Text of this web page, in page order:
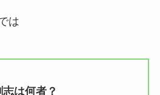
は
は何者？